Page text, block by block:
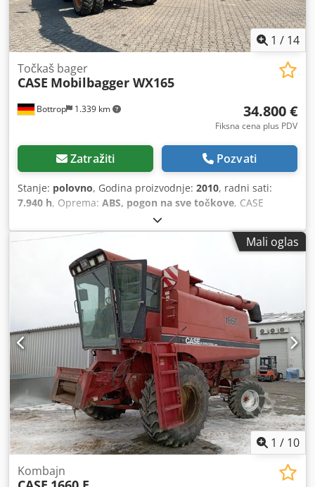
1 / 14
Bottrop 1.339 km
Točkaš bager
CASE Mobilbagger WX165
34.800 €
Fiksna cena plus PDV
Zatražiti Pozvati
Stanje: polovno, Godina proizvodnje: 2010, radni sati:
7.940 h, Oprema: ABS, pogon na sve točkove, CASE
Mobilni bager Tip: WX165 (Hidraulični bager) Broj tipskog
odobrenja: N211 Proizvođač motora: Case Snaga motora:
105 kW Radni sati: 7940 h Dozvoljena ukupna masa: 18000
kg Dužina za transport: 8,19 m Širina za transport: 1,91 m
Visina za transport: 2,89 m Boja: Žuta - Upravljanje
džoistikom Djdpfx Agozripcs Njkr - Ravnalica - Kamera
Rado ćemo vam pružiti podršku i u oblasti
finansiranja/lizinga, uz pomoć naših partnera. Sve
informacije su bez garancije. Podložno greškama i
mogućim promenama.
Mali oglas
1 / 10
Kombajn